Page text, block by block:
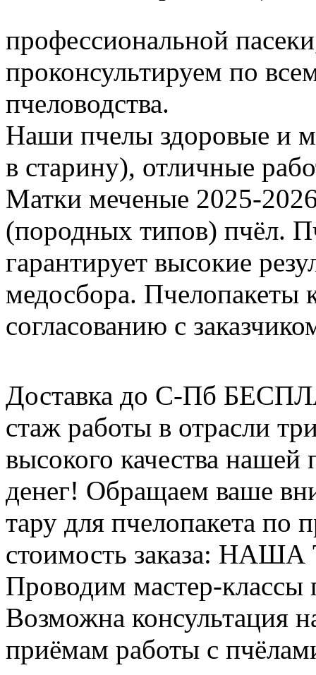
профессиональной
проконсультируем по
пчеловодства.
Наши пчелы здоровые и
в старину), отличные
Матки меченые 2025-
(породных типов) пчёл.
гарантирует высокие
медосбора. Пчелопакеты
согласованию с
Доставка до С-Пб
стаж работы в отрасли
высокого качества
денег! Обращаем ваше
тару для пчелопакета по
стоимость заказа:
Проводим мастер-классы
Возможна консультация
приёмам работы с